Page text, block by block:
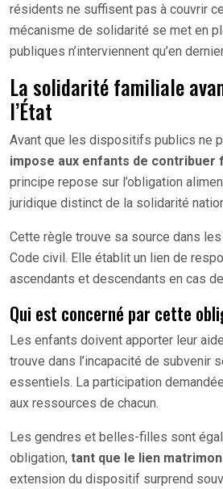
résidents ne suffisent pas à couvrir
mécanisme de solidarité se met en
publiques n’interviennent qu’en
La solidarité familiale
l’État
Avant que les dispositifs publics ne
impose aux enfants de contribuer
principe repose sur l’obligation
juridique distinct de la solidarité
Cette règle trouve sa source dans
Code civil. Elle établit un lien de
ascendants et descendants en cas
Qui est concerné par cette
Les enfants doivent apporter leur
trouve dans l’incapacité de subvenir
essentiels. La participation
aux ressources de chacun.
Les gendres et belles-filles sont
obligation, tant que le lien
extension du dispositif surprend